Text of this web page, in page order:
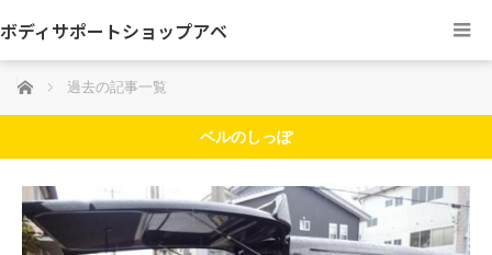
ボディサポートショップアベ
ホーム 過去の記事一覧
ベルのしっぽ